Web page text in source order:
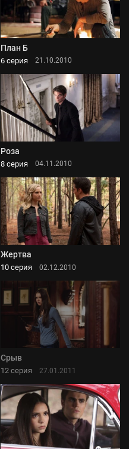
План Б
6 серия 21.10.2010
Роза
8 серия 04.11.2010
Жертва
10 серия 02.12.2010
Срыв
12 серия 27.01.2011